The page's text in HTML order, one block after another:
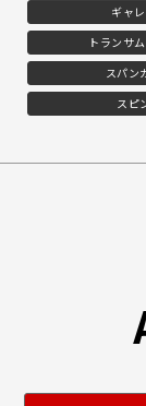
ギャ
トランサ
スパン
スピ